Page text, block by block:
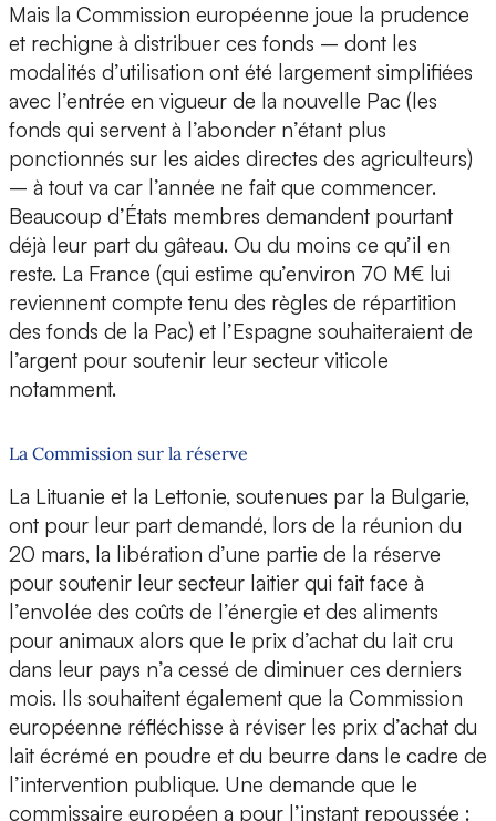
Mais la Commission européenne joue la prudence
et rechigne à distribuer ces fonds – dont les
modalités d’utilisation ont été largement simplifiées
avec l’entrée en vigueur de la nouvelle Pac (les
fonds qui servent à l’abonder n’étant plus
ponctionnés sur les aides directes des agriculteurs)
– à tout va car l’année ne fait que commencer.
Beaucoup d’États membres demandent pourtant
déjà leur part du gâteau. Ou du moins ce qu’il en
reste. La France (qui estime qu’environ 70 M€ lui
reviennent compte tenu des règles de répartition
des fonds de la Pac) et l’Espagne souhaiteraient de
l’argent pour soutenir leur secteur viticole
notamment.
La Commission sur la réserve
La Lituanie et la Lettonie, soutenues par la Bulgarie,
ont pour leur part demandé, lors de la réunion du
20 mars, la libération d’une partie de la réserve
pour soutenir leur secteur laitier qui fait face à
l’envolée des coûts de l’énergie et des aliments
pour animaux alors que le prix d’achat du lait cru
dans leur pays n’a cessé de diminuer ces derniers
mois. Ils souhaitent également que la Commission
européenne réfléchisse à réviser les prix d’achat du
lait écrémé en poudre et du beurre dans le cadre de
l’intervention publique. Une demande que le
commissaire européen a pour l’instant repoussée :